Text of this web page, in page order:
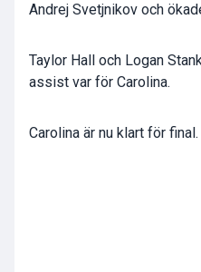
Andrej Svetjnikov och
Taylor Hall och Logan
assist var för Carolina.
Carolina är nu klart för final.